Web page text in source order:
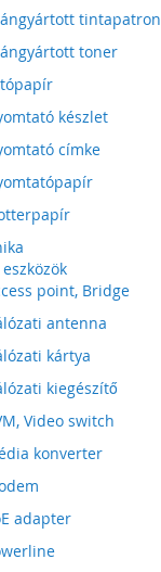
tintapatron
toner
készlet
címke
point, Bridge
antenna
kártya
kiegészítő
Video switch
konverter
adapter